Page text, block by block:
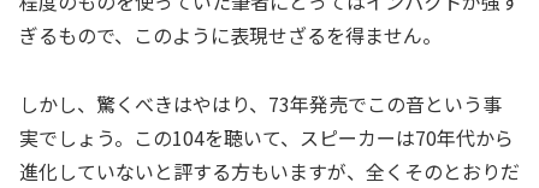
ぎるもので、このように表現せざるを得ません。
しかし、驚くべきはやはり、73年発売でこの音という事
実でしょう。この104を聴いて、スピーカーは70年代から
進化していないと評する方もいますが、全くそのとおりだ